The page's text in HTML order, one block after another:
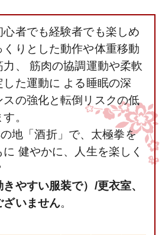
者でも経験者でも楽しめ
くりとした動作や体重移動
、 筋肉の協調運動や柔軟
た運動に よる睡眠の深
の強化と転倒リスクの低
。
地「酒折」で、太極拳を
健やかに、人生を楽しく
やすい服装で） /更衣室、
ざいません。